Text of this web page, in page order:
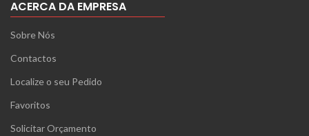
ACERCA DA EMPRESA
Sobre Nós
Contactos
Localize o seu Pedido
Favoritos
Solicitar Orçamento